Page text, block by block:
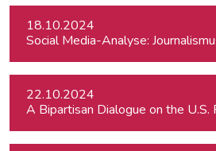
18.10.2024
Social Media-Analyse:
22.10.2024
A Bipartisan Dialogue on the